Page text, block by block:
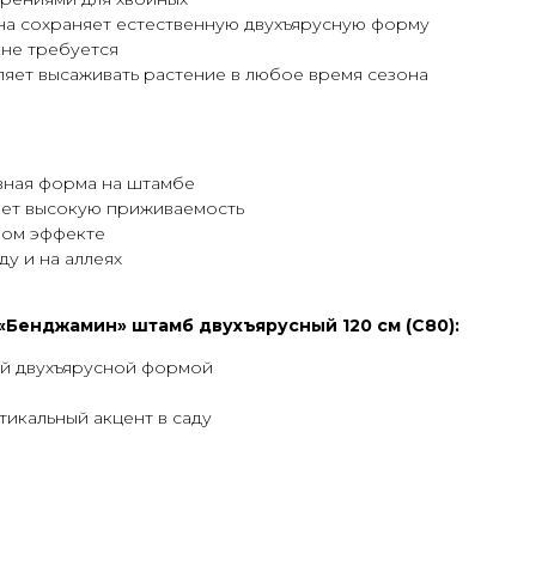
сохраняет естественную двухъярусную форму
требуется
высаживать растение в любое время сезона
форма на штамбе
высокую приживаемость
эффекте
и на аллеях
штамб двухъярусный 120 см (С80):
двухъярусной формой
акцент в саду